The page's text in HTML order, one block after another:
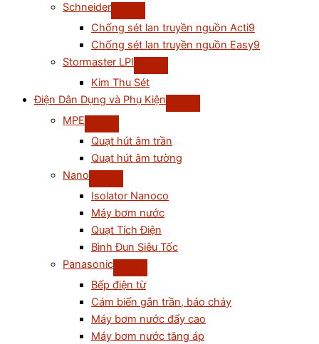
Schneider
Chống sét lan truyền nguồn Acti9
Chống sét lan truyền nguồn Easy9
Stormaster LPI
Kim Thu Sét
Điện Dân Dụng và Phụ Kiện
MPE
Quạt hút âm trần
Quạt hút âm tường
Nano
Isolator Nanoco
Máy bơm nước
Quạt Tích Điện
Bình Đun Siêu Tốc
Panasonic
Bếp điện từ
Cám biến gắn trần, báo cháy
Máy bơm nước đẩy cao
Máy bơm nước tăng áp